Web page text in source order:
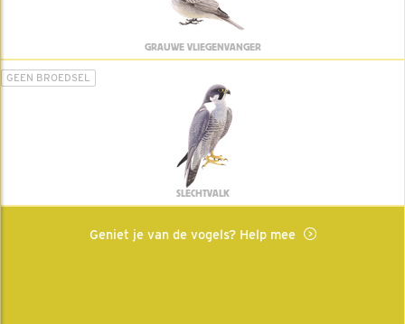
GRAUWE VLIEGENVANGER
GEEN BROEDSEL
SLECHTVALK
Geniet je van de vogels? Help mee